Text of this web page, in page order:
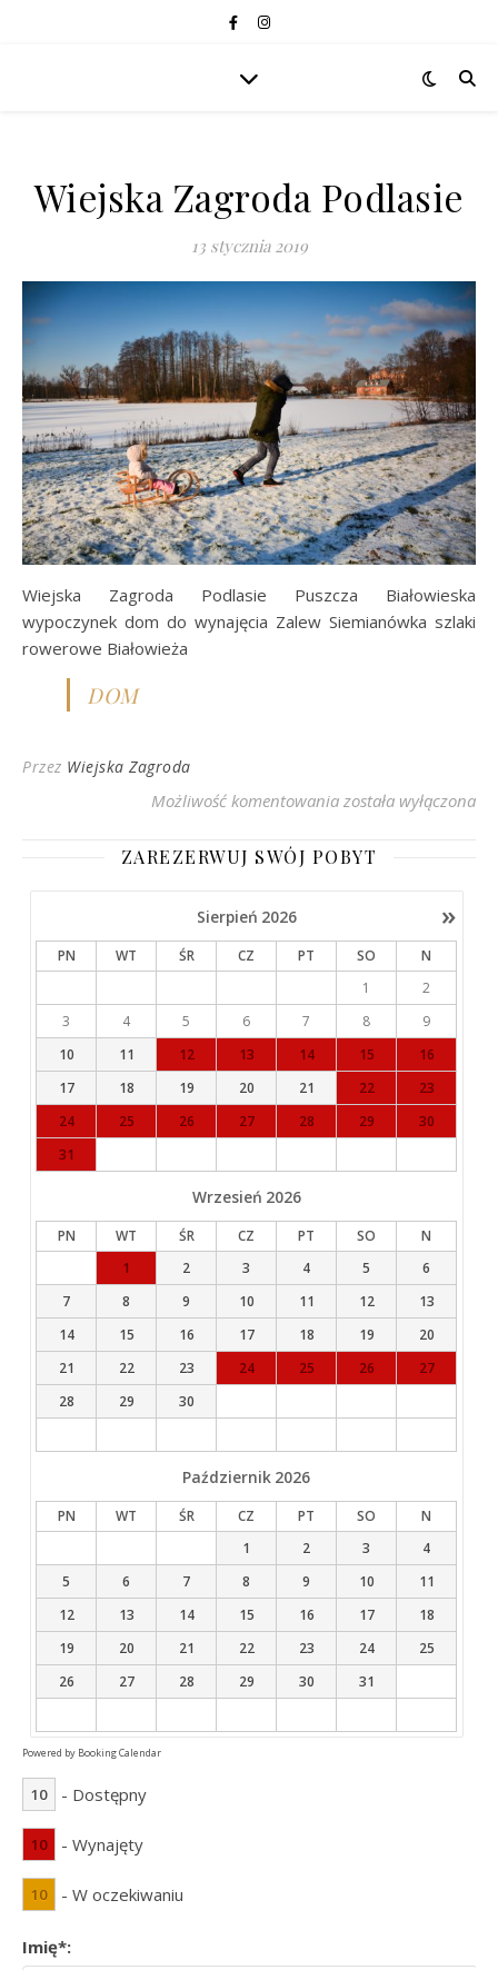
Wiejska Zagroda Podlasie
13 stycznia 2019
Wiejska Zagroda Podlasie Puszcza Białowieska
wypoczynek dom do wynajęcia Zalew Siemianówka szlaki
rowerowe Białowieża
DOM
Przez Wiejska Zagroda
Możliwość komentowania Wiejska Zagroda
została wyłączona
ZAREZERWUJ SWÓJ POBYT
»
Sierpień 2026
PN WT ŚR CZ PT SO
N
1
2
3
4 5 6 7 8
9
10
11 12 13 14 15
16
17
18 19 20 21 22
23
24
25 26 27 28 29
30
31
Wrzesień 2026
PN WT ŚR CZ PT SO
N
1
2 3 4 5
6
7
8 9 10 11 12
13
14
15 16 17 18 19
20
21
22 23 24 25 26
27
28
29 30
Październik 2026
PN WT ŚR CZ PT SO
N
1
2 3
4
5
6 7 8 9 10
11
12
13 14 15 16 17
18
19
20 21 22 23 24
25
26
27 28 29 30 31
Powered by Booking Calendar
10 - Dostępny
10 - Wynajęty
10 - W oczekiwaniu
Imię*: